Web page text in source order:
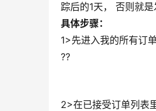
踪后的1天， 否则就
具体步骤：
1>先进入我的所有订
??
2>在已接受订单列表